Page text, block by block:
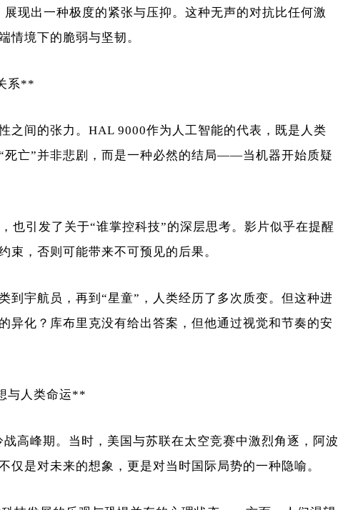
现出一种极度的紧张与压抑。这种无声的对抗比任何激
情境下的脆弱与坚韧。
系**
之间的张力。HAL 9000作为人工智能的代表，既是人类
死亡”并非悲剧，而是一种必然的结局——当机器开始质疑
也引发了关于“谁掌控科技”的深层思考。影片似乎在提醒
束，否则可能带来不可预见的后果。
到宇航员，再到“星童”，人类经历了多次质变。但这种进
异化？库布里克没有给出答案，但他通过视觉和节奏的安
与人类命运**
高峰期。当时，美国与苏联在太空竞赛中激烈角逐，阿波
仅是对未来的想象，更是对当时国际局势的一种隐喻。